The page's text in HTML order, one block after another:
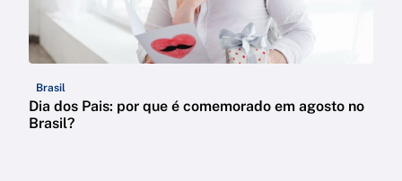
Brasil
Dia dos Pais: por que é comemorado em agosto no
Brasil?